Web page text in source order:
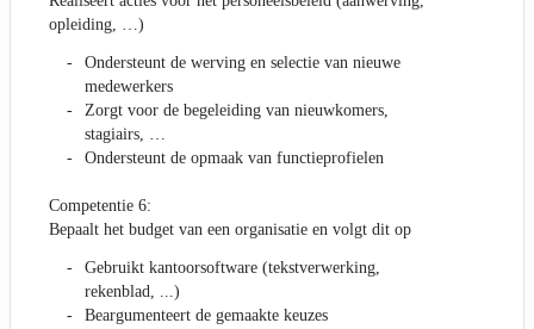
opleiding, …)
Ondersteunt de werving en selectie van nieuwe
medewerkers
Zorgt voor de begeleiding van nieuwkomers,
stagiairs, …
Ondersteunt de opmaak van functieprofielen
Competentie 6:
Bepaalt het budget van een organisatie en volgt dit op
Gebruikt kantoorsoftware (tekstverwerking,
rekenblad, ...)
Beargumenteert de gemaakte keuzes